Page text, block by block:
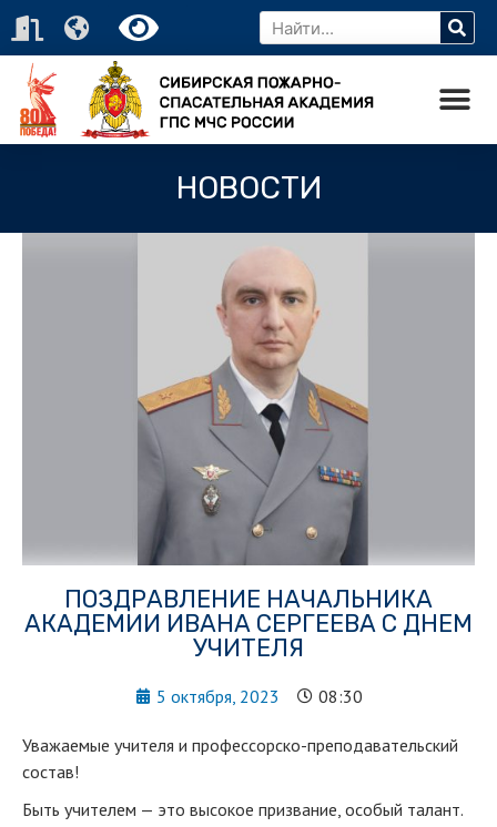
НОВОСТИ
ПОЗДРАВЛЕНИЕ НАЧАЛЬНИКА
АКАДЕМИИ ИВАНА СЕРГЕЕВА С ДНЕМ
УЧИТЕЛЯ
5 октября, 2023 08:30
Уважаемые учителя и профессорско-преподавательский
состав!
Быть учителем — это высокое призвание, особый талант.